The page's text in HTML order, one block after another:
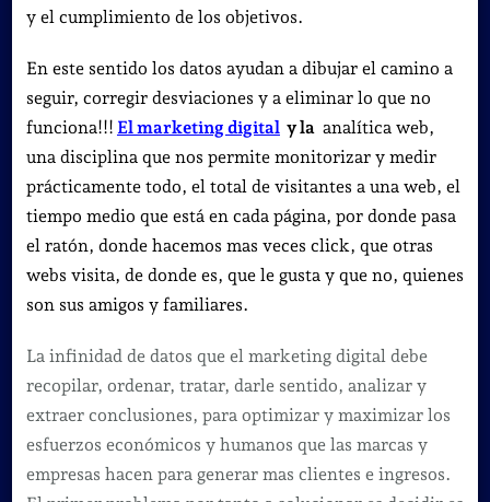
y el cumplimiento de los objetivos.
En este sentido los datos ayudan a dibujar el camino a
seguir, corregir desviaciones y a eliminar lo que no
funciona!!! El marketing digital y la analítica web,
una disciplina que nos permite monitorizar y medir
prácticamente todo, el total de visitantes a una web, el
tiempo medio que está en cada página, por donde pasa
el ratón, donde hacemos mas veces click, que otras
webs visita, de donde es, que le gusta y que no, quienes
son sus amigos y familiares.
La infinidad de datos que el marketing digital debe
recopilar, ordenar, tratar, darle sentido, analizar y
extraer conclusiones, para optimizar y maximizar los
esfuerzos económicos y humanos que las marcas y
empresas hacen para generar mas clientes e ingresos.